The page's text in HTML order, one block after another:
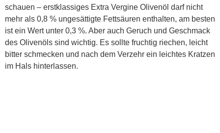
schauen – erstklassiges Extra Vergine Olivenöl darf nicht
mehr als 0,8 % ungesättigte Fettsäuren enthalten, am besten
ist ein Wert unter 0,3 %. Aber auch Geruch und Geschmack
des Olivenöls sind wichtig. Es sollte fruchtig riechen, leicht
bitter schmecken und nach dem Verzehr ein leichtes Kratzen
im Hals hinterlassen.